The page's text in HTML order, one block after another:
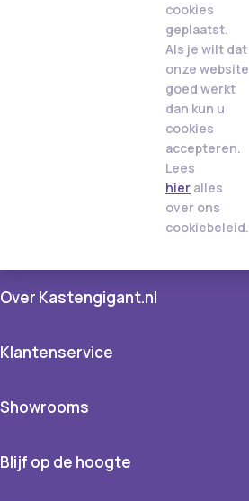
cookies
geplaatst.
Als je wilt dat
onze website
goed werkt
dan kun u
cookies
accepteren.
Lees
hier alles
over ons
cookiebeleid.
Over Kastengigant.nl
Klantenservice
Showrooms
Blijf op de hoogte